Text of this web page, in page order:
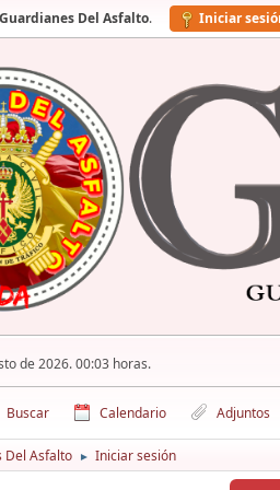
Del Asfalto. Iniciar
de 2026. 00:03 horas.
Buscar Calendario Adjuntos
Del Asfalto ► Iniciar sesión